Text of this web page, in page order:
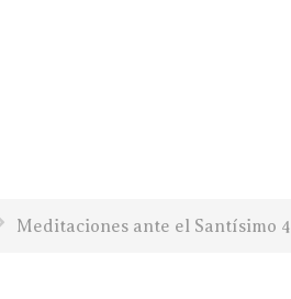
Meditaciones ante el Santísimo 4